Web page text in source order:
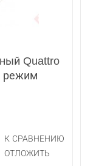
Quattro
режим
К СРАВНЕНИЮ
ОТЛОЖИТЬ